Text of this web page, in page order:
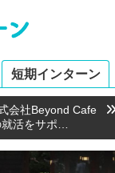
短期インターン
会社Beyond Cafe
活をサポ…